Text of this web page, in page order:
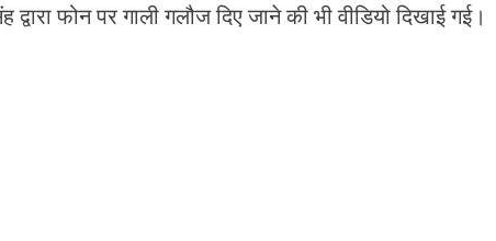
फोन पर गाली गलौज दिए जाने की भी वीडियो दिखाई गई।